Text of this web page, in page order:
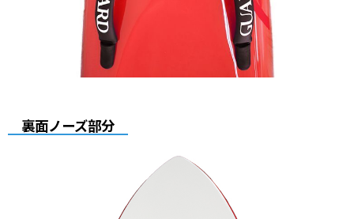
裏面ノーズ部分